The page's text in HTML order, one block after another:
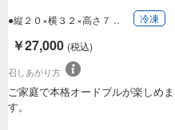
●縦２０×横３２×高さ７
冷凍
￥27,000 (税込)
召しあがり方
ご家庭で本格オードブルが楽しめま
す。